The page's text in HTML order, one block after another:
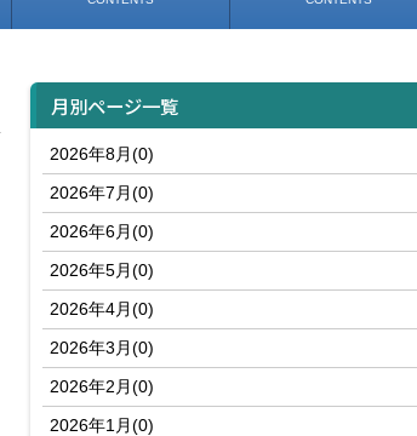
月別ページ一覧
2026年8月(0)
2026年7月(0)
2026年6月(0)
2026年5月(0)
2026年4月(0)
2026年3月(0)
2026年2月(0)
2026年1月(0)